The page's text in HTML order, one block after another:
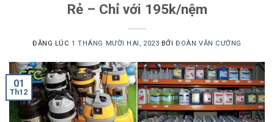
Rẻ – Chỉ với 195k/nệm
ĐĂNG LÚC1 THÁNG MƯỜI HAI, 2023 BỞIĐOÀN VĂN CƯỜNG
01
Th12